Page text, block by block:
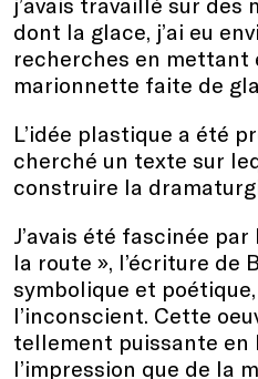
dont la glace, j’ai eu
recherches en mettant
marionnette faite de
L’idée plastique a été
cherché un texte sur
construire la
J’avais été fascinée
la route », l’écriture de
symbolique et
l’inconscient. Cette
tellement puissante en
l’impression que de la